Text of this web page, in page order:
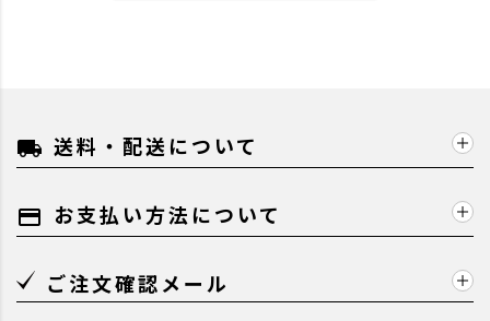
local_shipping 送料・配送について
payment お支払い方法について
ご注文確認メール